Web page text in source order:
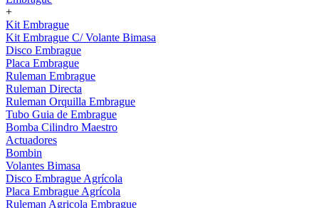
+
Kit Embrague
Kit Embrague C/ Volante Bimasa
Disco Embrague
Placa Embrague
Ruleman Embrague
Ruleman Directa
Ruleman Orquilla Embrague
Tubo Guia de Embrague
Bomba Cilindro Maestro
Actuadores
Bombin
Volantes Bimasa
Disco Embrague Agrícola
Placa Embrague Agrícola
Ruleman Agricola Embrague